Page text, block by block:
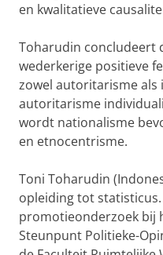
en kwalitatieve
Toharudin concludeert
wederkerige positieve
zowel autoritarisme als
autoritarisme
wordt nationalisme
en etnocentrisme.
Toni Toharudin
opleiding tot
promotieonderzoek bij
Steunpunt Politieke-